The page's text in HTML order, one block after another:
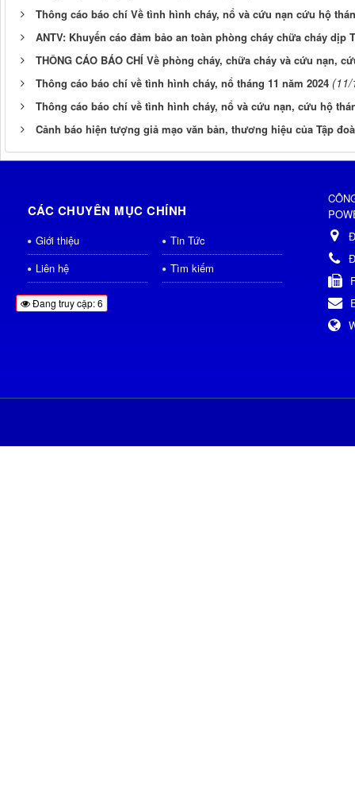
Thông cáo báo chí Về tình hình cháy, nổ và cứu nạn cứu hộ
ANTV: Khuyến cáo đảm bảo an toàn phòng cháy chữa cháy dịp
THÔNG CÁO BÁO CHÍ Về phòng cháy, chữa cháy và cứu nạn,
Thông cáo báo chí về tình hình cháy, nổ tháng 11 năm 2024
Thông cáo báo chí về tình hình cháy, nổ và cứu nạn, cứu hộ
Cảnh báo hiện tượng giả mạo văn bản, thương hiệu của Tập
CÁC CHUYÊN MỤC CHÍNH
Giới thiệu
Tin Tức
Liên hệ
Tìm kiếm
Đang truy cập: 6